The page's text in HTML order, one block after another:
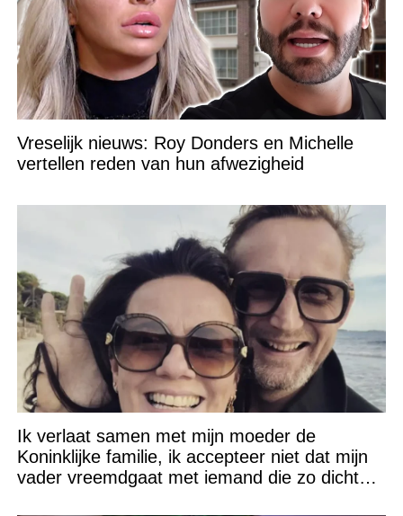
Vreselijk nieuws: Roy Donders en Michelle
vertellen reden van hun afwezigheid
Ik verlaat samen met mijn moeder de
Koninklijke familie, ik accepteer niet dat mijn
vader vreemdgaat met iemand die zo dichtbij